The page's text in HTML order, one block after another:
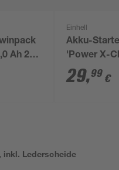
Ah 2
Einhell
Akku-
'Power X-
Ladegerät
18 V 2,5 Ah
29,99 €
inkl. Lederscheide